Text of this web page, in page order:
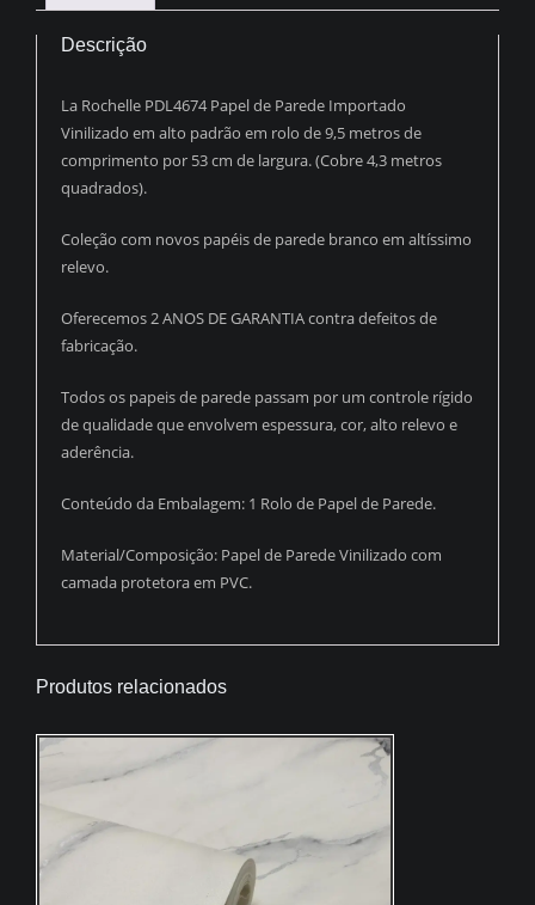
quantidade
Descrição
La Rochelle PDL4674 Papel de Parede Importado
Vinilizado em alto padrão em rolo de 9,5 metros de
comprimento por 53 cm de largura. (Cobre 4,3 metros
quadrados).
Coleção com novos papéis de parede branco em altíssimo
relevo.
Oferecemos 2 ANOS DE GARANTIA contra defeitos de
fabricação.
Todos os papeis de parede passam por um controle rígido
de qualidade que envolvem espessura, cor, alto relevo e
aderência.
Conteúdo da Embalagem: 1 Rolo de Papel de Parede.
Material/Composição: Papel de Parede Vinilizado com
camada protetora em PVC.
Produtos relacionados